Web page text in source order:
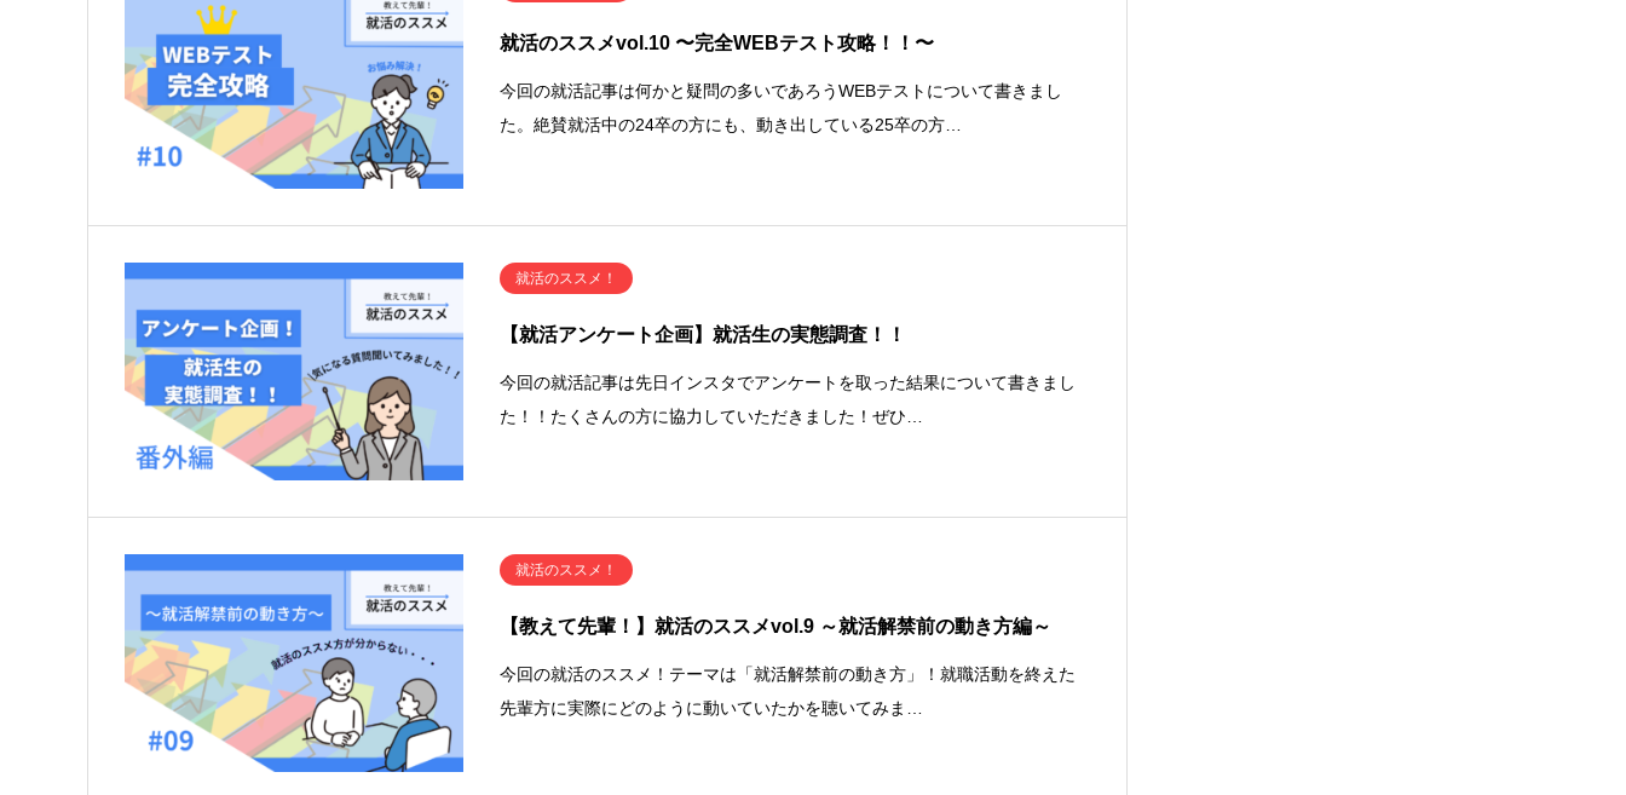
就活のススメvol.10 〜完全WEBテスト攻略！！〜
今回の就活記事は何かと疑問の多いであろうWEBテストについて書きまし
た。絶賛就活中の24卒の方にも、動き出している25卒の方…
就活のススメ！
【就活アンケート企画】就活生の実態調査！！
今回の就活記事は先日インスタでアンケートを取った結果について書きまし
た！！たくさんの方に協力していただきました！ぜひ…
就活のススメ！
【教えて先輩！】就活のススメvol.9 ～就活解禁前の動き方編～
今回の就活のススメ！テーマは「就活解禁前の動き方」！就職活動を終えた
先輩方に実際にどのように動いていたかを聴いてみま…